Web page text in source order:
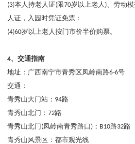
(3)本人持老人证(限70岁以上老人 ) 、劳动
人证，入园时凭证免票：
(4)60岁以上老人按门市价半价购票。
4、交通指南
地址：广西南宁市青秀区凤岭南路6-6号
交通：
青秀山大门站： 94路
青秀山北门： 72路
青秀山北门(凤岭南青秀路口) ： B10路32路
青秀山风景区：都市观光线